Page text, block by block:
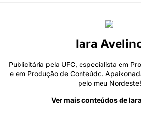
Iara
Publicitária pela UFC, especialista em
e em Produção de Conteúdo.
pelo meu Nordeste!
Ver mais conteúdos de